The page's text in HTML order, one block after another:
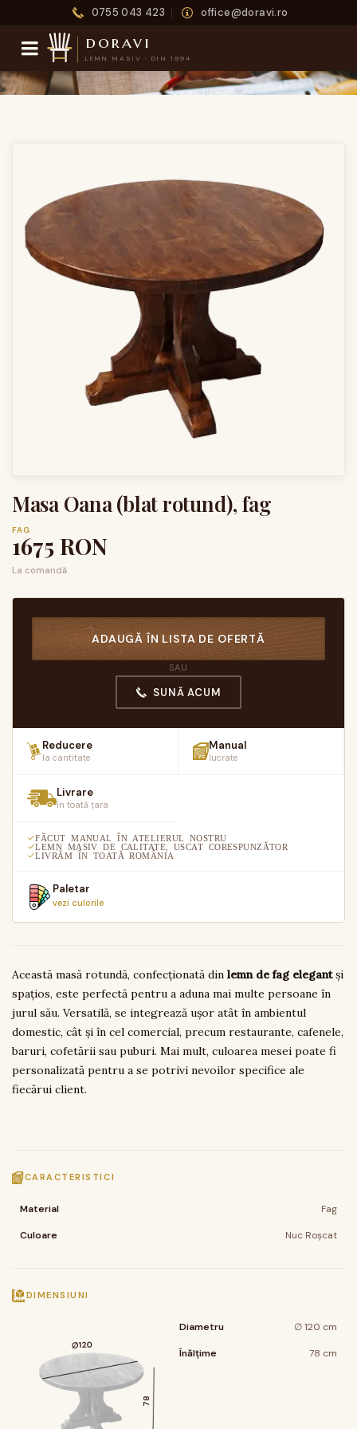
0755 043 423 office@doravi.ro
doravi
LEMN MASIV · DIN 1994
Masa Oana (blat rotund), fag
FAG
1675 RON
La comandă
ADAUGĂ ÎN LISTA DE OFERTĂ
SAU
SUNĂ ACUM
Reducere
la cantitate
Manual
lucrate
Livrare
în toată țara
FĂCUT MANUAL ÎN ATELIERUL NOSTRU
LEMN MASIV DE CALITATE, USCAT CORESPUNZĂTOR
LIVRĂM ÎN TOATĂ ROMÂNIA
Paletar
vezi culorile
Această masă rotundă, confecționată din lemn de fag elegantși
spațios, este perfectă pentru a aduna mai multe persoane în
jurul său. Versatilă, se integrează ușor atât în ambientul
domestic, cât și în cel comercial, precum restaurante, cafenele,
baruri, cofetării sau puburi. Mai mult, culoarea mesei poate fi
personalizată pentru a se potrivi nevoilor specifice ale
fiecărui client.
CARACTERISTICI
Material Fag
Culoare Nuc Roșcat
DIMENSIUNI
∅120
78
Diametru ∅ 120 cm
Înălțime 78 cm